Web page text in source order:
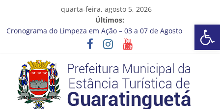
Barra de Ferramentas Aberta
quarta-feira, agosto 5, 2026
Últimos:
Cronograma do Limpeza em Ação – 03 a 07 de Agosto
Prefeitura de Guaratinguetá entrega revitalização da Praça
Vem conferir como nossos alunos estão ainda mais lindos!
CRONOGRAMA DE LAVAGEM E LIMPEZA DOS RESERVATÓRIOS
Guaratinguetá se destaca em competições esportivas da
região